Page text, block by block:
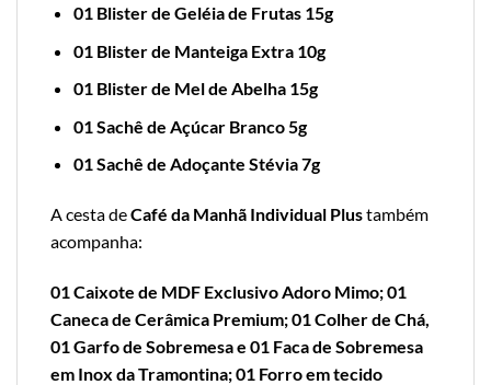
01 Blister de Geléia de Frutas 15g
01 Blister de Manteiga Extra 10g
01 Blister de Mel de Abelha 15g
01 Sachê de Açúcar Branco 5g
01 Sachê de Adoçante Stévia 7g
A cesta deCafé da Manhã Individual Plustambém
acompanha:
01 Caixote de MDF Exclusivo Adoro Mimo; 01
Caneca de Cerâmica Premium; 01 Colher de Chá,
01 Garfo de Sobremesa e 01 Faca de Sobremesa
em Inox da Tramontina; 01 Forro em tecido